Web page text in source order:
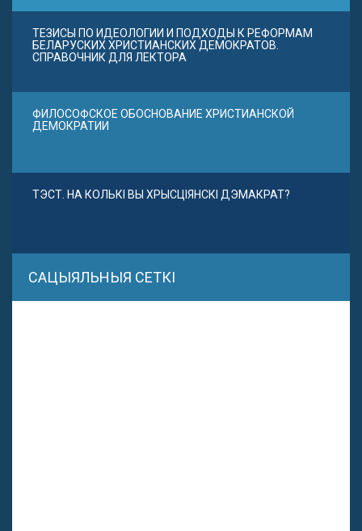
ТЕЗИСЫ ПО ИДЕОЛОГИИ И ПОДХОДЫ К РЕФОРМАМ
БЕЛАРУСКИХ ХРИСТИАНСКИХ ДЕМОКРАТОВ.
СПРАВОЧНИК ДЛЯ ЛЕКТОРА
ФИЛОСОФСКОЕ ОБОСНОВАНИЕ ХРИСТИАНСКОЙ
ДЕМОКРАТИИ
ТЭСТ. НА КОЛЬКІ ВЫ ХРЫСЦІЯНСКІ ДЭМАКРАТ?
САЦЫЯЛЬНЫЯ СЕТКІ